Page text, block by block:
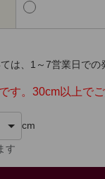
は、1～7営業日での
す。30cm以上でご
cm
す